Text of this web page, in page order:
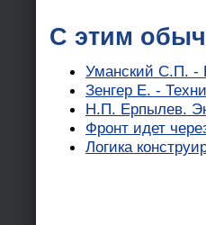
С этим
Уманский С.П. -
Зенгер Е. -
Н.П. Ерпылев.
Фронт идет
Логика